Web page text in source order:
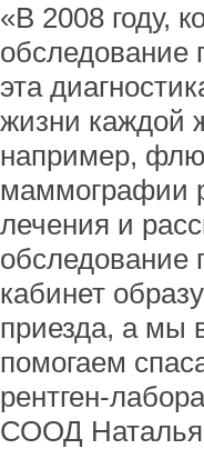
«В 2008 году,
обследование
эта
жизни каждой
например,
маммографии
лечения и
обследование
кабинет
приезда, а мы
помогаем
рентген-
СООД Наталья